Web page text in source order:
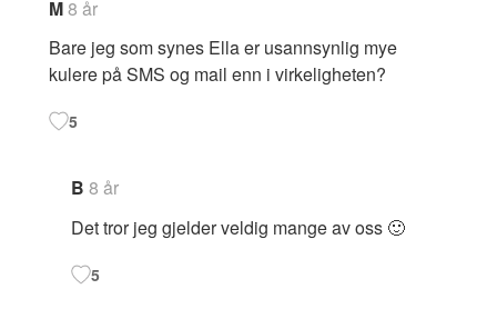
M8 år
Bare jeg som synes Ella er usannsynlig mye
kulere på SMS og mail enn i virkeligheten?
5
B 8 år
Det tror jeg gjelder veldig mange av oss 🙂
5